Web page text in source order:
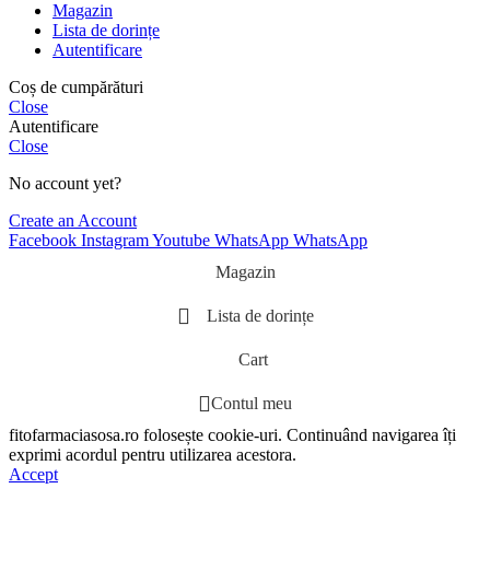
Magazin
Lista de dorințe
Autentificare
Coș de cumpărături
Close
Autentificare
Close
No account yet?
Create an Account
Facebook InstagramYoutube WhatsApp WhatsApp
Magazin
Lista de dorințe
Cart
Contul meu
fitofarmaciasosa.ro folosește cookie-uri. Continuând navigarea îți
exprimi acordul pentru utilizarea acestora.
Accept